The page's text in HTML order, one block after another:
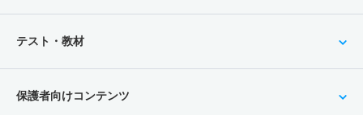
テスト・教材
保護者向けコンテンツ